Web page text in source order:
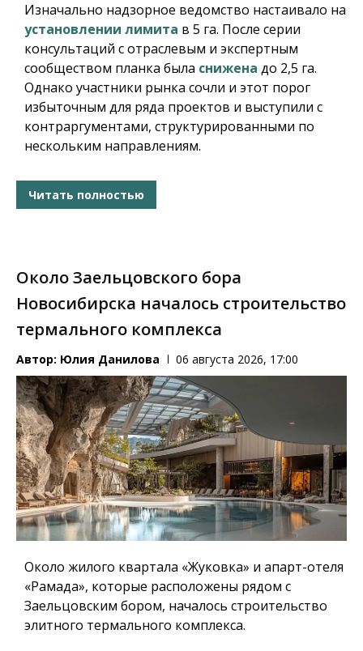
Изначально надзорное ведомство настаивало на
установлении лимита в 5 га. После серии
консультаций с отраслевым и экспертным
сообществом планка была снижена до 2,5 га.
Однако участники рынка сочли и этот порог
избыточным для ряда проектов и выступили с
контраргументами, структурированными по
нескольким направлениям.
Читать полностью
Около Заельцовского бора
Новосибирска началось строительство
термального комплекса
Автор: Юлия Данилова 06 августа 2026, 17:00
Около жилого квартала «Жуковка» и апарт-отеля
«Рамада», которые расположены рядом с
Заельцовским бором, началось строительство
элитного термального комплекса.